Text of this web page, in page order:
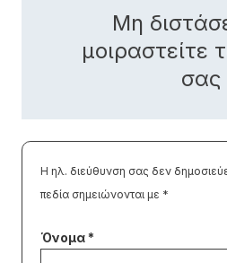
Μη
μοιραστείτε
σας
Η ηλ. διεύθυνση σας δεν
πεδία σημειώνονται με *